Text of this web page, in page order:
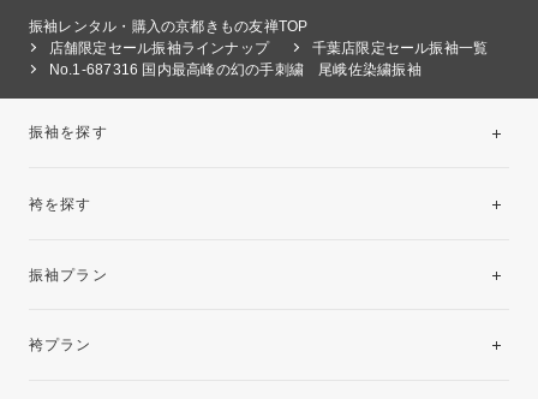
振袖レンタル・購入の京都きもの友禅TOP
店舗限定セール振袖ラインナップ
千葉店限定セール振袖一覧
No.1-687316 国内最高峰の幻の手刺繍 尾峨佐染繍振袖
振袖を探す
袴を探す
振袖プラン
レンタルプラン
袴プラン